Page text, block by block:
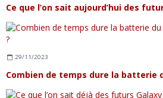
Ce que l’on sait aujourd’hui des
29/11/2023